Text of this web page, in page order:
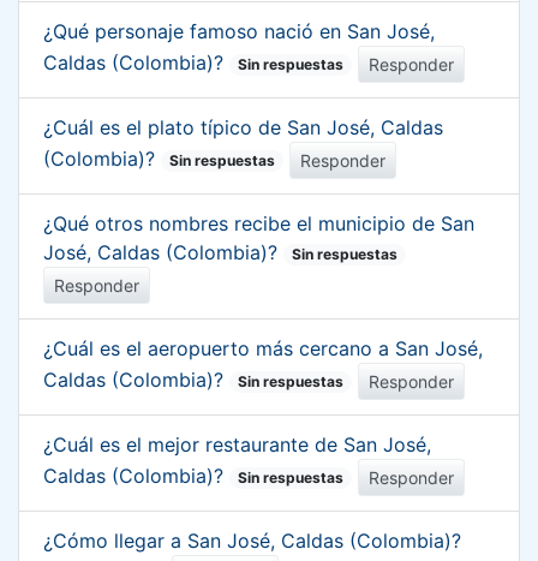
¿Qué personaje famoso nació en San José,
Caldas (Colombia)?
Sin respuestas Responder
¿Cuál es el plato típico de San José, Caldas
(Colombia)?
Sin respuestas Responder
¿Qué otros nombres recibe el municipio de San
José, Caldas (Colombia)?
Sin respuestas
Responder
¿Cuál es el aeropuerto más cercano a San José,
Caldas (Colombia)?
Sin respuestas Responder
¿Cuál es el mejor restaurante de San José,
Caldas (Colombia)?
Sin respuestas Responder
¿Cómo llegar a San José, Caldas (Colombia)?